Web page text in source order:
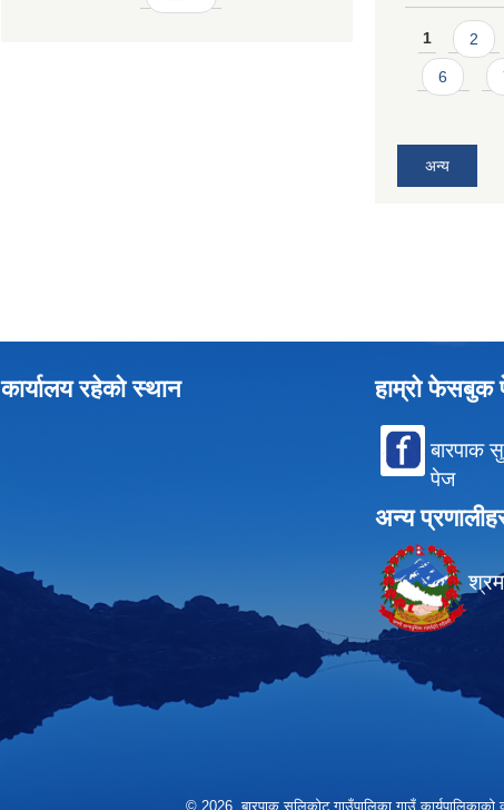
Pages
1 2
6
अन्य
कार्यालय रहेको स्थान हाम्रो फेसबुक
बारपाक
पेज
अन्य
© 2026 बारपाक सुलिकोट गाउँपालिका गाउँ कार्यपालिकाको